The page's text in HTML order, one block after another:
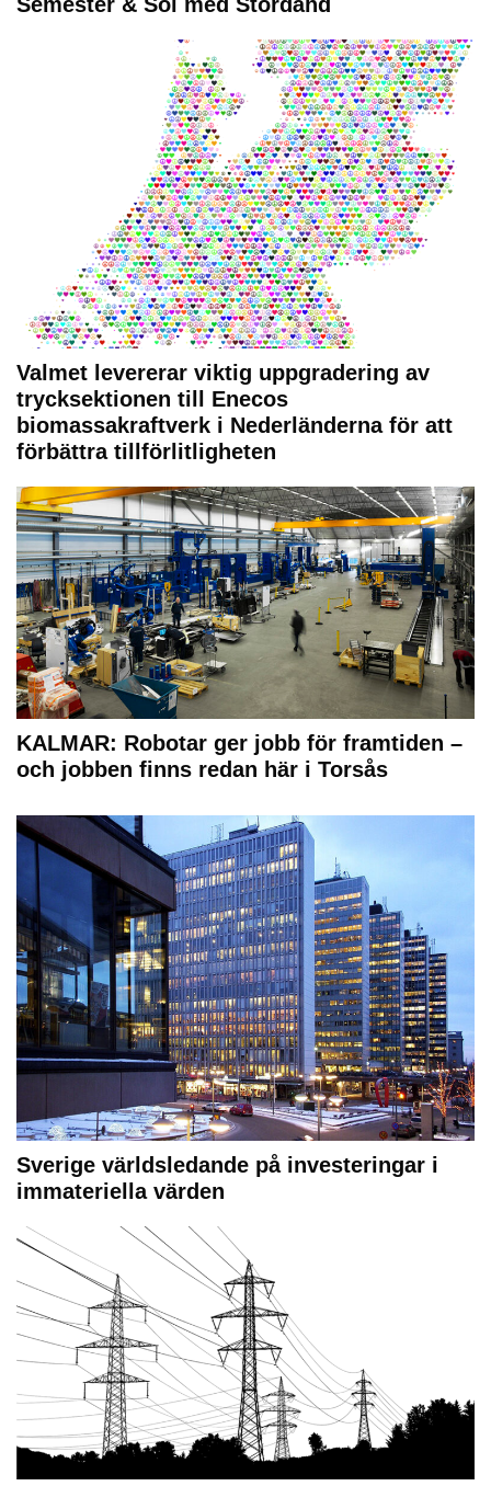
Valmet levererar viktig uppgradering av
trycksektionen till Enecos
biomassakraftverk i Nederländerna för att
förbättra tillförlitligheten
KALMAR: Robotar ger jobb för framtiden –
och jobben finns redan här i Torsås
Sverige världsledande på investeringar i
immateriella värden